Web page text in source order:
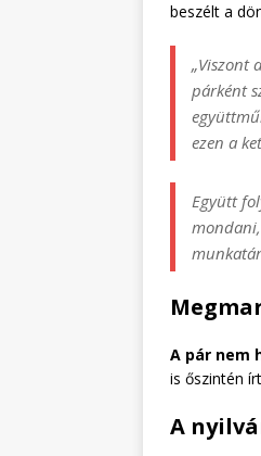
beszélt a
„Viszont
párként
ezen a
Együtt
A pár nem
is őszintén
A